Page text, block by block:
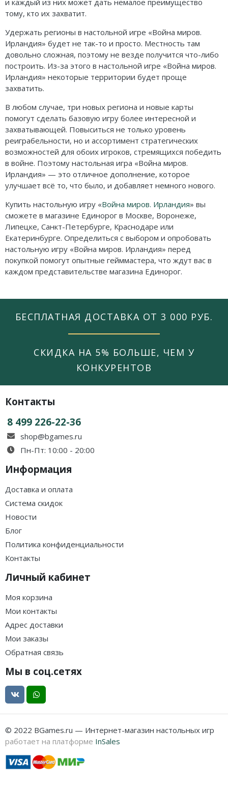
и каждый из них может дать немалое преимущество
тому, кто их захватит.
Удержать регионы в настольной игре «Война миров.
Ирландия» будет не так-то и просто. Местность там
довольно сложная, поэтому не везде получится что-либо
построить. Из-за этого в настольной игре «Война миров.
Ирландия» некоторые территории будет проще
захватить.
В любом случае, три новых региона и новые карты
помогут сделать базовую игру более интересной и
захватывающей. Повыситься не только уровень
реиграбельности, но и ассортимент стратегических
возможностей для обоих игроков, стремящихся победить
в войне. Поэтому настольная игра «Война миров.
Ирландия» — это отличное дополнение, которое
улучшает всё то, что было, и добавляет немного нового.
Купить настольную игру «Война миров. Ирландия» вы
сможете в магазине Единорог в Москве, Воронеже,
Липецке, Санкт-Петербурге, Краснодаре или
Екатеринбурге. Определиться с выбором и опробовать
настольную игру «Война миров. Ирландия» перед
покупкой помогут опытные гейммастера, что ждут вас в
каждом представительстве магазина Единорог.
БЕСПЛАТНАЯ ДОСТАВКА ОТ 3 000 РУБ.
СКИДКА НА 5% БОЛЬШЕ, ЧЕМ У
КОНКУРЕНТОВ
Контакты
8 499 226-22-36
shop@bgames.ru
Пн-Пт: 10:00 - 20:00
Информация
Доставка и оплата
Система скидок
Новости
Блог
Политика конфиденциальности
Контакты
Личный кабинет
Моя корзина
Мои контакты
Адрес доставки
Мои заказы
Обратная связь
Мы в соц.сетях
© 2022 BGames.ru — Интернет-магазин настольных игр
работает на платформе InSales